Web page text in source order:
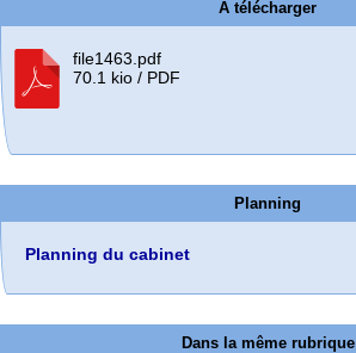
A télécharger
file1463.pdf
70.1 kio / PDF
Planning
Planning du cabinet
Dans la même rubrique